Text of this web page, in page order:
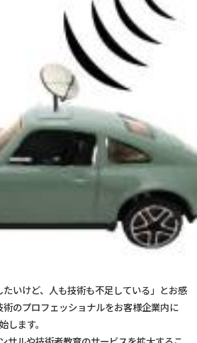
たいけど、人も技術も不足している」とお感
術のプロフェッショナルをお客様企業内に
します。